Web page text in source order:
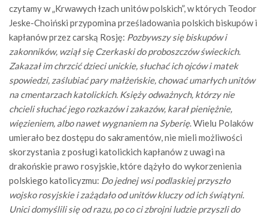
czytamy w „Krwawych łzach unitów polskich”, w których Teodor
Jeske-Choiński przypomina prześladowania polskich biskupów i
kapłanów przez carską Rosję: Pozbywszy się biskupów i
zakonników, wziął się Czerkaski do proboszczów świeckich.
Zakazał im chrzcić dzieci unickie, słuchać ich ojców i matek
spowiedzi, zaślubiać pary małżeńskie, chować umarłych unitów
na cmentarzach katolickich. Księży odważnych, którzy nie
chcieli słuchać jego rozkazów i zakazów, karał pieniężnie,
więzieniem, albo nawet wygnaniem na Syberię. Wielu Polaków
umierało bez dostępu do sakramentów, nie mieli możliwości
skorzystania z posługi katolickich kapłanów z uwagi na
drakońskie prawo rosyjskie, które dążyło do wykorzenienia
polskiego katolicyzmu: Do jednej wsi podlaskiej przyszło
wojsko rosyjskie i zażądało od unitów kluczy od ich świątyni.
Unici domyślili się od razu, po co ci zbrojni ludzie przyszli do